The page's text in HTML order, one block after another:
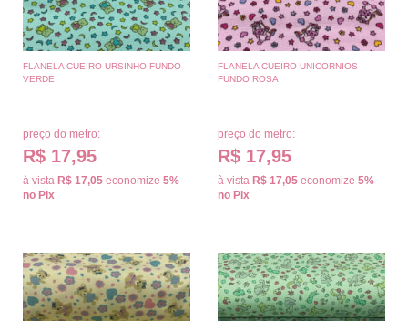
FLANELA CUEIRO URSINHO FUNDO
VERDE
preço do metro:
R$ 17,95
à vista R$ 17,05 economize 5%
no Pix
FLANELA CUEIRO UNICORNIOS
FUNDO ROSA
preço do metro:
R$ 17,95
à vista R$ 17,05 economize 5%
no Pix